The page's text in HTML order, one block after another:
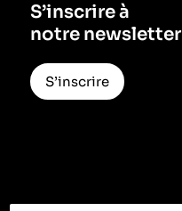
S’inscrire à
notre newsletter
S’inscrire